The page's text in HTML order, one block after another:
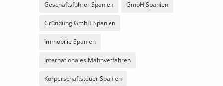
Geschäftsführer Spanien GmbH Spanien
Gründung GmbH Spanien
Immobilie Spanien
Internationales Mahnverfahren
Körperschaftsteuer Spanien